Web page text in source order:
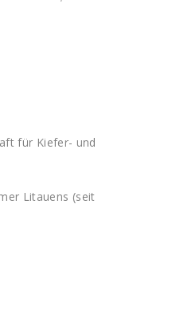
für Kiefer- und
Litauens (seit